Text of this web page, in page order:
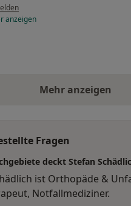
anzeigen
Mehr anzeigen
obige
Fragen
deckt Stefan
ist Orthopäde &
Notfallmediziner.